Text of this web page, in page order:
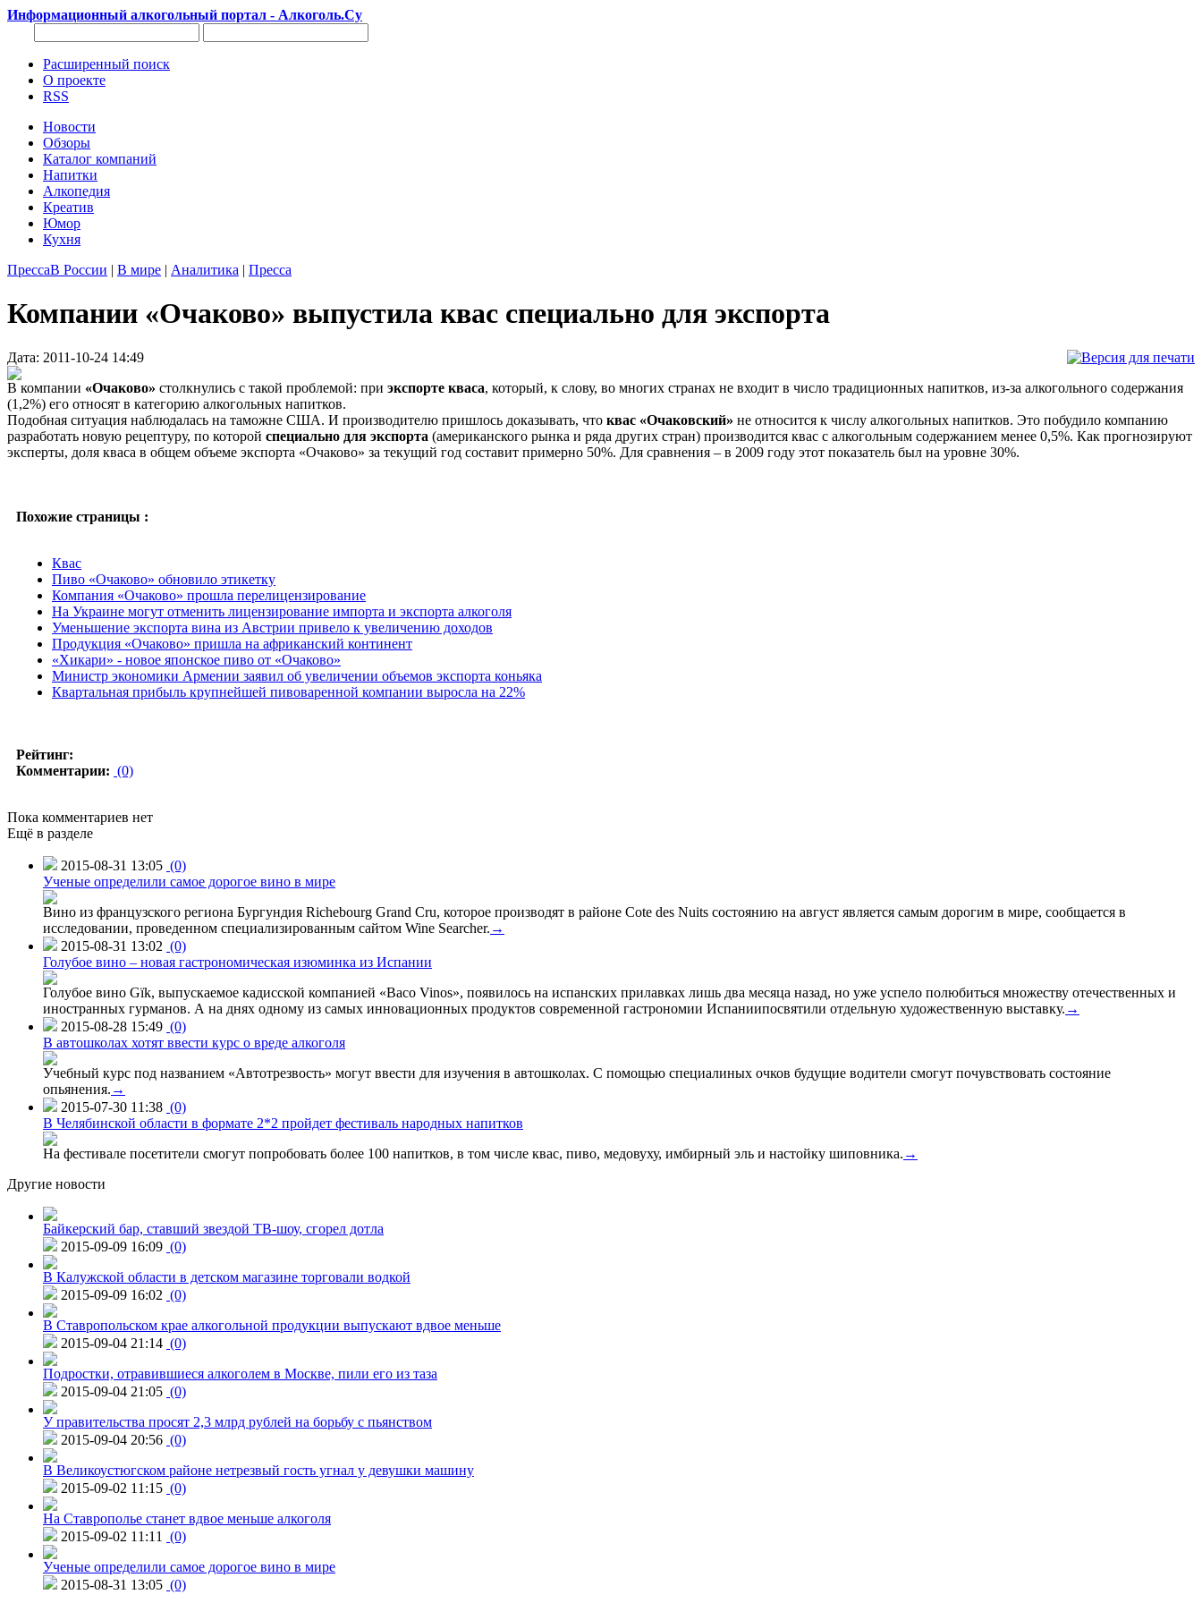
Информационный алкогольный портал - Алкоголь.Су
Расширенный поиск
О проекте
RSS
Новости
Обзоры
Каталог компаний
Напитки
Алкопедия
Креатив
Юмор
Кухня
ПрессаВ России | В мире | Аналитика | Пресса
Компании «Очаково» выпустила квас специально для экспорта
Дата: 2011-10-24 14:49
В компании «Очаково» столкнулись с такой проблемой: при экспорте кваса, который, к слову, во многих странах не входит в число традиционных напитков, из-за алкогольного содержания
(1,2%) его относят в категорию алкогольных напитков.
Подобная ситуация наблюдалась на таможне США. И производителю пришлось доказывать, что квас «Очаковский» не относится к числу алкогольных напитков. Это побудило компанию
разработать новую рецептуру, по которой специально для экспорта (американского рынка и ряда других стран) производится квас с алкогольным содержанием менее 0,5%. Как прогнозируют
эксперты, доля кваса в общем объеме экспорта «Очаково» за текущий год составит примерно 50%. Для сравнения – в 2009 году этот показатель был на уровне 30%.
Похожие страницы :
Квас
Пиво «Очаково» обновило этикетку
Компания «Очаково» прошла перелицензирование
На Украине могут отменить лицензирование импорта и экспорта алкоголя
Уменьшение экспорта вина из Австрии привело к увеличению доходов
Продукция «Очаково» пришла на африканский континент
«Хикари» - новое японское пиво от «Очаково»
Министр экономики Армении заявил об увеличении объемов экспорта коньяка
Квартальная прибыль крупнейшей пивоваренной компании выросла на 22%
Рейтинг:
Комментарии: (0)
Пока комментариев нет
Ещё в разделе
2015-08-31 13:05 (0)
Ученые определили самое дорогое вино в мире
Вино из французского региона Бургундия Richebourg Grand Cru, которое производят в районе Cote des Nuits состоянию на август является самым дорогим в мире, сообщается в
исследовании, проведенном специализированным сайтом Wine Searcher. →
2015-08-31 13:02 (0)
Голубое вино – новая гастрономическая изюминка из Испании
Голубое вино Gïk, выпускаемое кадисской компанией «Baco Vinos», появилось на испанских прилавках лишь два месяца назад, но уже успело полюбиться множеству отечественных и
иностранных гурманов. А на днях одному из самых инновационных продуктов современной гастрономии Испаниипосвятили отдельную художественную выставку. →
2015-08-28 15:49 (0)
В автошколах хотят ввести курс о вреде алкоголя
Учебный курс под названием «Автотрезвость» могут ввести для изучения в автошколах. С помощью специалиных очков будущие водители смогут почувствовать состояние
опьянения. →
2015-07-30 11:38 (0)
В Челябинской области в формате 2*2 пройдет фестиваль народных напитков
На фестивале посетители смогут попробовать более 100 напитков, в том числе квас, пиво, медовуху, имбирный эль и настойку шиповника. →
Другие новости
Байкерский бар, ставший звездой ТВ-шоу, сгорел дотла
2015-09-09 16:09 (0)
В Калужской области в детском магазине торговали водкой
2015-09-09 16:02 (0)
В Ставропольском крае алкогольной продукции выпускают вдвое меньше
2015-09-04 21:14 (0)
Подростки, отравившиеся алкоголем в Москве, пили его из таза
2015-09-04 21:05 (0)
У правительства просят 2,3 млрд рублей на борьбу с пьянством
2015-09-04 20:56 (0)
В Великоустюгском районе нетрезвый гость угнал у девушки машину
2015-09-02 11:15 (0)
На Ставрополье станет вдвое меньше алкоголя
2015-09-02 11:11
(0)
Ученые определили самое дорогое вино в мире
2015-08-31 13:05 (0)